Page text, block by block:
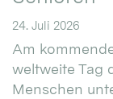
24. Juli 2026
Am
weltweite Tag
Menschen